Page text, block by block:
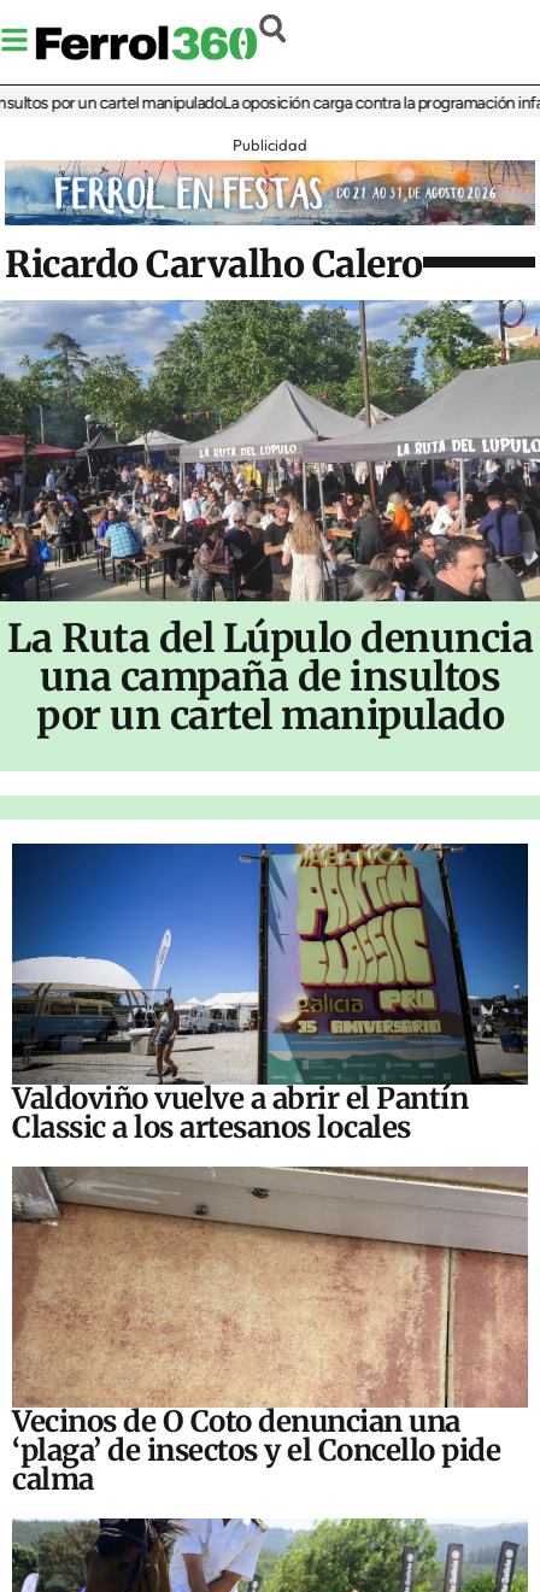
por un cartel manipuladoLa oposición carga contra la programación infantil
Publicidad
Ricardo Carvalho Calero
La Ruta del Lúpulo denuncia
una campaña de insultos
por un cartel manipulado
Valdoviño vuelve a abrir el Pantín
Classic a los artesanos locales
Vecinos de O Coto denuncian una
‘plaga’ de insectos y el Concello pide
calma